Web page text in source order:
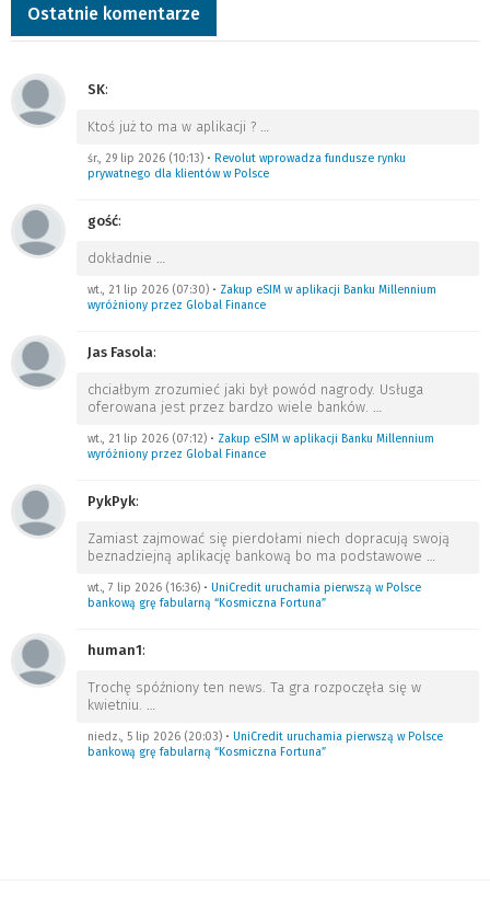
Ostatnie komentarze
SK:
Ktoś już to ma w aplikacji ?
śr., 29 lip 2026 (10:13) • Revolut wprowadza fundusze rynku
prywatnego dla klientów w Polsce
gość:
dokładnie
wt., 21 lip 2026 (07:30) • Zakup eSIM w aplikacji Banku Millennium
wyróżniony przez Global Finance
Jas Fasola:
chciałbym zrozumieć jaki był powód nagrody. Usługa
oferowana jest przez bardzo wiele banków.
wt., 21 lip 2026 (07:12) • Zakup eSIM w aplikacji Banku Millennium
wyróżniony przez Global Finance
PykPyk:
Zamiast zajmować się pierdołami niech dopracują swoją
beznadziejną aplikację bankową bo ma podstawowe
wt., 7 lip 2026 (16:36) • UniCredit uruchamia pierwszą w Polsce
bankową grę fabularną “Kosmiczna Fortuna”
human1:
Trochę spóźniony ten news. Ta gra rozpoczęła się w
kwietniu.
niedz., 5 lip 2026 (20:03) • UniCredit uruchamia pierwszą w Polsce
bankową grę fabularną “Kosmiczna Fortuna”